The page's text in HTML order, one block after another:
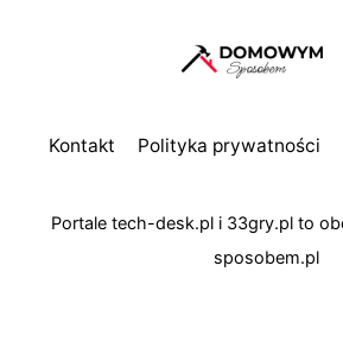
Kontakt Polityka prywatności
Portale tech-desk.pli 33gry.plto
sposobem.pl